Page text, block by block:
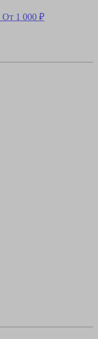
От 1 000 ₽